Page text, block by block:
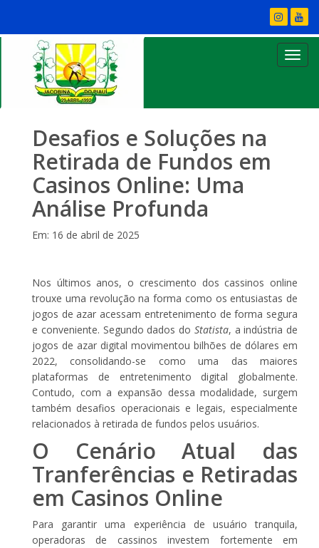
Desafios e Soluções na
Retirada de Fundos em
Casinos Online: Uma
Análise Profunda
Em: 16 de abril de 2025
Nos últimos anos, o crescimento dos cassinos online
trouxe uma revolução na forma como os entusiastas de
jogos de azar acessam entretenimento de forma segura
e conveniente. Segundo dados do Statista, a indústria de
jogos de azar digital movimentou bilhões de dólares em
2022, consolidando-se como uma das maiores
plataformas de entretenimento digital globalmente.
Contudo, com a expansão dessa modalidade, surgem
também desafios operacionais e legais, especialmente
relacionados à retirada de fundos pelos usuários.
O Cenário Atual das
Tranferências e Retiradas
em Casinos Online
Para garantir uma experiência de usuário tranquila,
operadoras de cassinos investem fortemente em